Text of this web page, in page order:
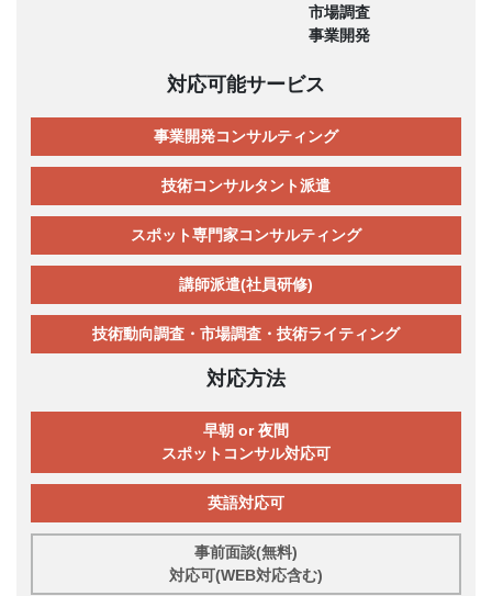
市場調査
事業開発
対応可能サービス
事業開発コンサルティング
技術コンサルタント派遣
スポット専門家コンサルティング
講師派遣(社員研修)
技術動向調査・市場調査・技術ライティング
対応方法
早朝 or 夜間
スポットコンサル対応可
英語対応可
事前面談(無料)
対応可(WEB対応含む)